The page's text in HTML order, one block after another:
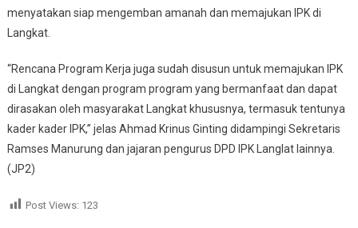
menyatakan siap mengemban amanah dan memajukan IPK di
Langkat.
“Rencana Program Kerja juga sudah disusun untuk memajukan IPK
di Langkat dengan program program yang bermanfaat dan dapat
dirasakan oleh masyarakat Langkat khususnya, termasuk tentunya
kader kader IPK,” jelas Ahmad Krinus Ginting didampingi Sekretaris
Ramses Manurung dan jajaran pengurus DPD IPK Langlat lainnya.
(JP2)
Post Views: 123